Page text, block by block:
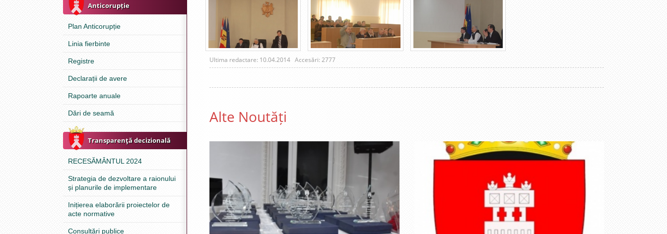
Anticorupție
Plan Anticorupție
Linia fierbinte
Registre
Declarații de avere
Rapoarte anuale
Dări de seamă
Transparenţă decizională
RECESĂMÂNTUL 2024
Strategia de dezvoltare a raionului
și planurile de implementare
Inițierea elaborării proiectelor de
acte normative
Consultări publice
Ultima redactare: 10.04.2014 Accesări: 2777
Alte Noutăți